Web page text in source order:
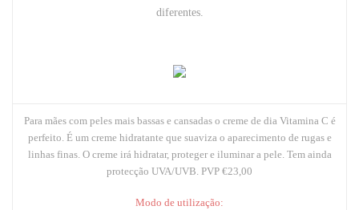
diferentes.
Para mães com peles mais bassas e cansadas o creme de dia Vitamina C é
perfeito. É um creme hidratante que suaviza o aparecimento de rugas e
linhas finas. O creme irá hidratar, proteger e iluminar a pele. Tem ainda
protecção UVA/UVB. PVP €23,00
Modo de utilização: